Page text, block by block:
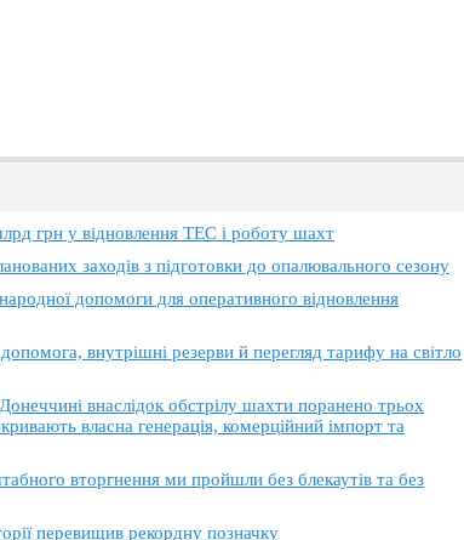
грн у відновлення ТЕС і роботу шахт
заходів з підготовки до опалювального сезону
допомоги для оперативного відновлення
внутрішні резерви й перегляд тарифу на світло
внаслідок обстрілу шахти поранено трьох
власна генерація, комерційний імпорт та
вторгнення ми пройшли без блекаутів та без
перевищив рекордну позначку